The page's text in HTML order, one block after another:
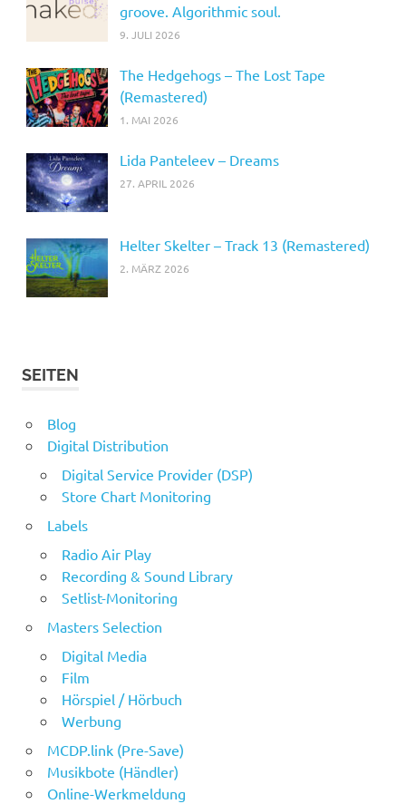
groove. Algorithmic soul.
9. JULI 2026
The Hedgehogs – The Lost Tape
(Remastered)
1. MAI 2026
Lida Panteleev – Dreams
27. APRIL 2026
Helter Skelter – Track 13 (Remastered)
2. MÄRZ 2026
SEITEN
Blog
Digital Distribution
Digital Service Provider (DSP)
Store Chart Monitoring
Labels
Radio Air Play
Recording & Sound Library
Setlist-Monitoring
Masters Selection
Digital Media
Film
Hörspiel / Hörbuch
Werbung
MCDP.link (Pre-Save)
Musikbote (Händler)
Online-Werkmeldung